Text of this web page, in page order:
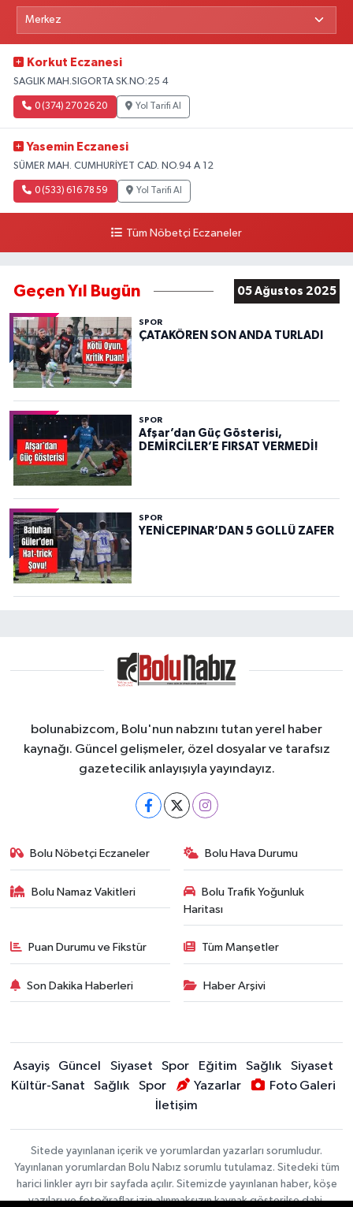
Korkut Eczanesi
SAGLIK MAH.SIGORTA SK.NO:25 4
0 (374) 270 26 20 Yol Tarifi Al
Yasemin Eczanesi
SÜMER MAH. CUMHURİYET CAD. NO.94 A 12
0 (533) 616 78 59 Yol Tarifi Al
Tüm Nöbetçi Eczaneler
Geçen Yıl Bugün 05 Ağustos 2025
SPOR
ÇATAKÖREN SON ANDA TURLADI
SPOR
Afşar’dan Güç Gösterisi,
DEMİRCİLER’E FIRSAT VERMEDİ!
SPOR
YENİCEPINAR’DAN 5 GOLLÜ ZAFER
bolunabizcom, Bolu'nun nabzını tutan yerel haber
kaynağı. Güncel gelişmeler, özel dosyalar ve tarafsız
gazetecilik anlayışıyla yayındayız.
Bolu Nöbetçi Eczaneler Bolu Hava Durumu
Bolu Namaz Vakitleri
Bolu Trafik Yoğunluk
Haritası
Puan Durumu ve Fikstür Tüm Manşetler
Son Dakika Haberleri Haber Arşivi
Asayiş Güncel Siyaset Spor Eğitim Sağlık
Siyaset
Kültür-Sanat
Sağlık Spor Yazarlar
Foto Galeri
İletişim
Sitede yayınlanan içerik ve yorumlardan yazarları sorumludur.
Yayınlanan yorumlardan Bolu Nabız sorumlu tutulamaz. Sitedeki tüm
harici linkler ayrı bir sayfada açılır. Sitemizde yayınlanan haber, köşe
yazıları ve fotoğraflar izin alınmaksızın kaynak gösterilse dahi,